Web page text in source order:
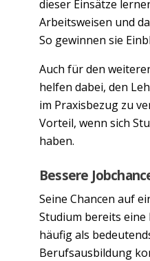
dieser Einsätze
Arbeitsweisen und
So gewinnen sie
Auch für den
helfen dabei, den
im Praxisbezug zu
Vorteil, wenn sich
haben.
Bessere
Seine Chancen auf
Studium bereits
häufig als
Berufsausbildung